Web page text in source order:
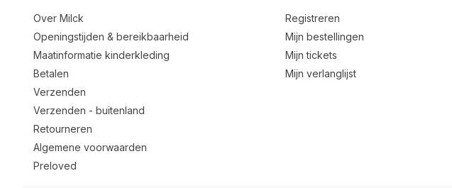
Over Milck
Openingstijden & bereikbaarheid
Maatinformatie kinderkleding
Betalen
Verzenden
Verzenden - buitenland
Retourneren
Algemene voorwaarden
Preloved
Registreren
Mijn bestellingen
Mijn tickets
Mijn verlanglijst